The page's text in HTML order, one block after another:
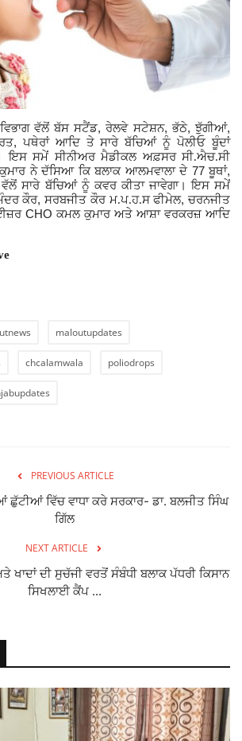
ਵੱਲੋਂ ਬੱਸ ਸਟੈਂਡ,ਰੇਲਵੇ ਸਟੇਸ਼ਨ, ਭੱਠੇ,ਝੁੱਗੀਆਂ,
, ਪਥੇਰਾਂ ਆਦਿ ਤੇ ਸਾਰੇ ਬੱਚਿਆਂ ਨੂੰ ਪੋਲੀਓ ਬੂੰਦਾਂ
ਇਸ ਸਮੇਂ ਸੀਨੀਅਰ ਮੈਡੀਕਲ ਅਫ਼ਸਰ ਸੀ.ਐਚ.ਸੀ
ਨੇ ਦੱਸਿਆ ਕਿ ਬਲਾਕ ਆਲਮਵਾਲਾ ਦੇ 77ਬੂਥਾਂ,
ਵੱਲੋਂ ਸਾਰੇ ਬੱਚਿਆਂ ਨੂੰ ਕਵਰ ਕੀਤਾ ਜਾਵੇਗਾ। ਇਸ ਸਮੇਂ
ਕੌਰ, ਸਰਬਜੀਤ ਕੌਰ ਮ.ਪ.ਹ.ਸ ਫੀਮੇਲ, ਚਰਨਜੀਤ
CHO ਕਮਲ ਕੁਮਾਰ ਅਤੇ ਆਸ਼ਾ ਵਰਕਰਜ਼ ਆਦਿ
maloutupdates
chcalamwala poliodrops
PREVIOUS ARTICLE
ਛੁੱਟੀਆਂ ਵਿੱਚ ਵਾਧਾ ਕਰੇ ਸਰਕਾਰ- ਡਾ. ਬਲਜੀਤ ਸਿੰਘ
ਗਿੱਲ
NEXT ARTICLE
ਖਾਦਾਂ ਦੀ ਸੁਚੱਜੀ ਵਰਤੋਂ ਸੰਬੰਧੀ ਬਲਾਕ ਪੱਧਰੀ ਕਿਸਾਨ
ਸਿਖਲਾਈ ਕੈਂਪ ...